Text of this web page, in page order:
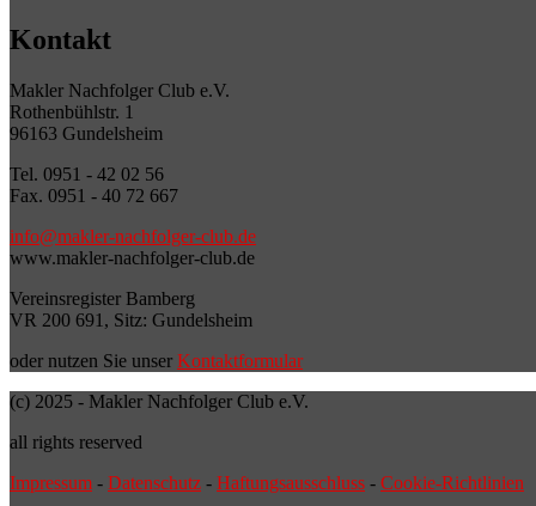
Kontakt
Makler Nachfolger Club e.V.
Rothenbühlstr. 1
96163 Gundelsheim
Tel. 0951 - 42 02 56
Fax. 0951 - 40 72 667
info@makler-nachfolger-club.de
www.makler-nachfolger-club.de
Vereinsregister Bamberg
VR 200 691, Sitz: Gundelsheim
oder nutzen Sie unser Kontaktformular
(c) 2025 - Makler Nachfolger Club e.V.
all rights reserved
Impressum - Datenschutz - Haftungsausschluss - Cookie-Richtlinien